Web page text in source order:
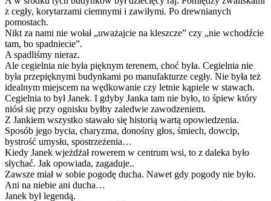
z cegły, korytarzami ciemnymi i zawiłymi. Po drewnianych
pomostach.
Nikt za nami nie wołał „uważajcie na kleszcze” czy „nie wchodźcie
tam, bo spadniecie”.
A spadliśmy nieraz.
Ale cegielnia nie była pięknym terenem, choć była. Cegielnia nie
była przepięknymi budynkami po manufakturze cegły. Nie była też
idealnym miejscem na wędkowanie czy letnie kąpiele w stawach.
Cegielnia to był Janek. I gdyby Janka tam nie było, to śpiew który
niósł się przy ognisku byłby zaledwie zawodzeniem.
Z Jankiem wszystko stawało się historią wartą opowiedzenia.
Sposób jego bycia, charyzma, donośny głos, śmiech, dowcip,
bystrość umysłu, spostrzeżenia…
Kiedy Janek wjeżdżał rowerem w centrum wsi, to z daleka było
słychać. Jak opowiada, zagaduje..
Zawsze miał w sobie pogodę ducha. Nawet gdy pogody nie było.
Ani na niebie ani ducha…
Janek był legendą.